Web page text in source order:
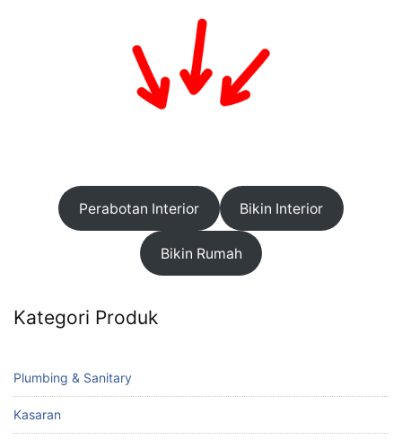
Perabotan Interior Bikin Interior
Bikin Rumah
Kategori Produk
Plumbing & Sanitary
Kasaran